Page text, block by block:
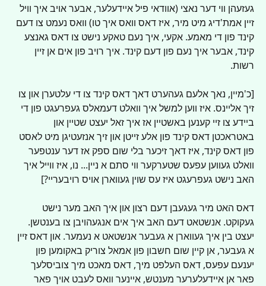
געזעהן ווי דער נאצי (אוודאי פיל איידעלער, אבער אויב איך וויל
זיין אמת'דיג מיט מיר, איז דאס וואס איך טו) וואס נעמט צו דעם
קינד פון די מאמע. אקעי, איך נעם טאקע נישט צו דאס גאנצע
קינד, אבער איך נעם פון דעם קינד. איך רויב פון אים אן זיין
רשות.
[כ'מיין, נאך אלעם געהערט דאך דאס קינד צו די עלטערן און צו
זיך אליינס. איז ווען למשל איך וואלט דעמאלס געפרעגט פון די
ביידע צו זיי קענען באשטיין אז איך זאל יעצט שטיין און
באטראכטן דאס קינד פון אלע זייטן און זיך אנזעטיגן מיט לאסט
פון דאס קינד, איז דאך זיכער בלי שום ספק אז דער ענטפער
וואלט געווען עפעס שטערקער ווי סתם א ניין... נו, איז ווייל איך
האב נישט געפרעגט איז עס שוין געווארן אויס רויבעריי?]
דאס האט מיר געגעבן דעם רצון און איך האב מער נישט
געקוקט. אנשטאט דעם האב איך אים אנגעהויבן צו בענטשן.
יעצט בין איך געווארן א געבער אנשטאט א נעמער. און דאס זיין
א געבער, אן קיין שום חשבון פון אמאל צוריק באקומען פון
יענעם עפעס, דאס העלפט מיך, דאס מאכט מיך צוביסלעך
פאר אן איידעלערער מענטש, איינער וואס לעבט אויך פאר